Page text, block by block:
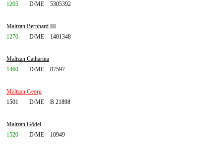
1205
D/ME 5305392
Maltzan Bernhard III
1270
D/ME 1401348
Maltzan Catharina
1460
D/ME 87597
Maltzan Georg
1501
D/ME B 21898
Maltzan Gödel
1520
D/ME 10949